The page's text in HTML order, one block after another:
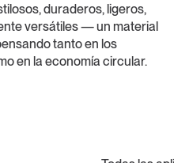
duraderos, ligeros,
versátiles — un material
tanto en los
en la economía circular.